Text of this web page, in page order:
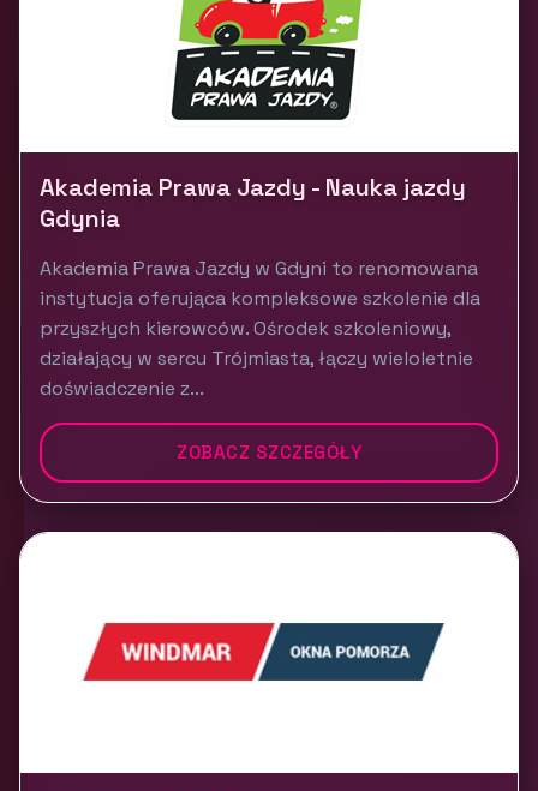
Akademia Prawa Jazdy - Nauka jazdy
Gdynia
Akademia Prawa Jazdy w Gdyni to renomowana
instytucja oferująca kompleksowe szkolenie dla
przyszłych kierowców. Ośrodek szkoleniowy,
działający w sercu Trójmiasta, łączy wieloletnie
doświadczenie z...
ZOBACZ SZCZEGÓŁY